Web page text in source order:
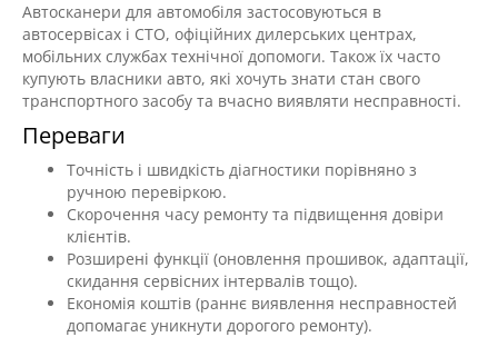
Автосканери для автомобіля застосовуються в
автосервісах і СТО, офіційних дилерських центрах,
мобільних службах технічної допомоги. Також їх часто
купують власники авто, які хочуть знати стан свого
транспортного засобу та вчасно виявляти несправності.
Переваги
Точність і швидкість діагностики порівняно з
ручною перевіркою.
Скорочення часу ремонту та підвищення довіри
клієнтів.
Розширені функції (оновлення прошивок, адаптації,
скидання сервісних інтервалів тощо).
Економія коштів (раннє виявлення несправностей
допомагає уникнути дорогого ремонту).